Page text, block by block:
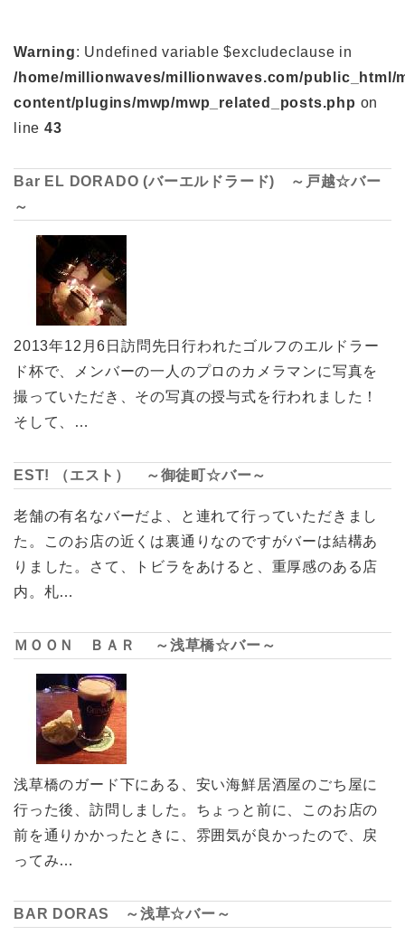
Warning: Undefined variable $excludeclause in
/home/millionwaves/millionwaves.com/public_html/
content/plugins/mwp/mwp_related_posts.php on
line 43
Bar EL DORADO (バーエルドラード) ～戸越☆バー
～
2013年12月6日訪問先日行われたゴルフのエルドラー
ド杯で、メンバーの一人のプロのカメラマンに写真を
撮っていただき、その写真の授与式を行われました！
そして、…
EST! （エスト） ～御徒町☆バー～
老舗の有名なバーだよ、と連れて行っていただきまし
た。このお店の近くは裏通りなのですがバーは結構あ
りました。さて、トビラをあけると、重厚感のある店
内。札…
ＭＯＯＮ ＢＡＲ ～浅草橋☆バー～
浅草橋のガード下にある、安い海鮮居酒屋のごち屋に
行った後、訪問しました。ちょっと前に、このお店の
前を通りかかったときに、雰囲気が良かったので、戻
ってみ…
BAR DORAS ～浅草☆バー～